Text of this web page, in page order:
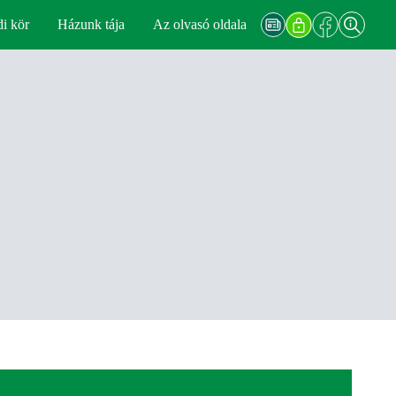
kör Házunk tája Az olvasó oldala